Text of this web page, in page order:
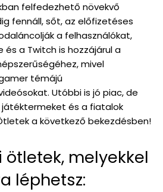
felfedezhető növekvő
fennáll, sőt, az előfizetéses
a felhasználókat,
és a Twitch is hozzájárul a
mivel
témájú
Utóbbi is jó piac, de
játéktermeket és a fiatalok
a következő bekezdésben!
ötletek, melyekkel
léphetsz: